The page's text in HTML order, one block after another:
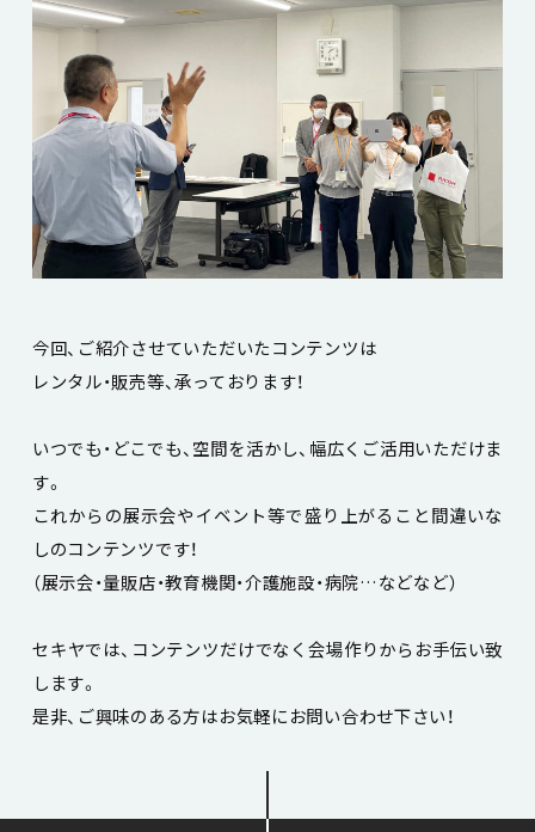
今回、ご紹介させていただいたコンテンツは
レンタル・販売等、承っております！
いつでも・どこでも、空間を活かし、幅広くご活用いただけま
す。
これからの展示会やイベント等で盛り上がること間違いな
しのコンテンツです！
（展示会・量販店・教育機関・介護施設・病院…などなど）
セキヤでは、コンテンツだけでなく会場作りからお手伝い致
します。
是非、ご興味のある方はお気軽にお問い合わせ下さい！